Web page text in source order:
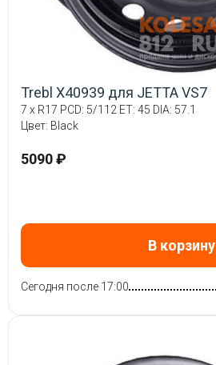
Trebl X40939 для JETTA VS7
7 x R17 PCD: 5/112 ET: 45 DIA: 57.1
Цвет: Black
5090 ₽
В корзину
Сегодня после 17:00